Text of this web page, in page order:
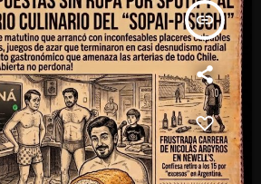
insert_link